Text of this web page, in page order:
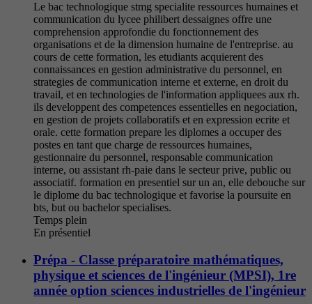
Le bac technologique stmg specialite ressources humaines et
communication du lycee philibert dessaignes offre une
comprehension approfondie du fonctionnement des
organisations et de la dimension humaine de l'entreprise. au
cours de cette formation, les etudiants acquierent des
connaissances en gestion administrative du personnel, en
strategies de communication interne et externe, en droit du
travail, et en technologies de l'information appliquees aux rh.
ils developpent des competences essentielles en negociation,
en gestion de projets collaboratifs et en expression ecrite et
orale. cette formation prepare les diplomes a occuper des
postes en tant que charge de ressources humaines,
gestionnaire du personnel, responsable communication
interne, ou assistant rh-paie dans le secteur prive, public ou
associatif. formation en presentiel sur un an, elle debouche sur
le diplome du bac technologique et favorise la poursuite en
bts, but ou bachelor specialises.
Temps plein
En présentiel
Prépa - Classe préparatoire mathématiques,
physique et sciences de l'ingénieur (MPSI), 1re
année option sciences industrielles de l'ingénieur